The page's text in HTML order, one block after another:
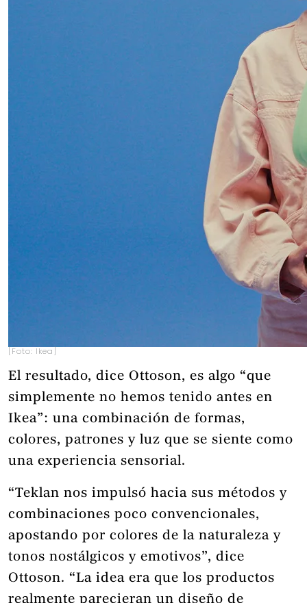
[Foto: Ikea]
El resultado, dice Ottoson, es algo “que
simplemente no hemos tenido antes en
Ikea”: una combinación de formas,
colores, patrones y luz que se siente como
una experiencia sensorial.
“Teklan nos impulsó hacia sus métodos y
combinaciones poco convencionales,
apostando por colores de la naturaleza y
tonos nostálgicos y emotivos”, dice
Ottoson. “La idea era que los productos
realmente parecieran un diseño de